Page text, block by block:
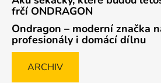
frčí ONDRAGON
Ondragon – moderní značka
profesionály i domácí dílnu
ARCHIV